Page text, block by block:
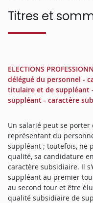
Titres et
ELECTIONS
délégué du personnel -
titulaire et de suppléant
suppléant - caractère
Un salarié peut se
représentant du
suppléant ; toutefois, ne
qualité, sa candidature
caractère subsidiaire. Il
suppléant au premier
au second tour et être
qualité subsidiaire de